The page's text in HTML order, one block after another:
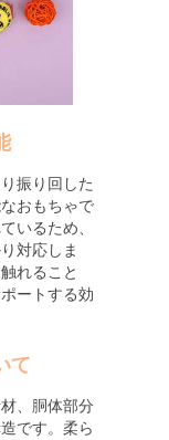
振り回した
おもちゃで
いるため、
対応しま
れること
ートする効
て
、胴体部分
です。柔ら